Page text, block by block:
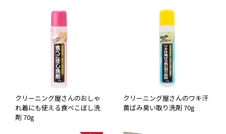
クリーニング屋さんのおしゃ
れ着にも使える食べこぼし洗
剤 70g
クリーニング屋さんのワキ汗
黄ばみ臭い取り洗剤 70g